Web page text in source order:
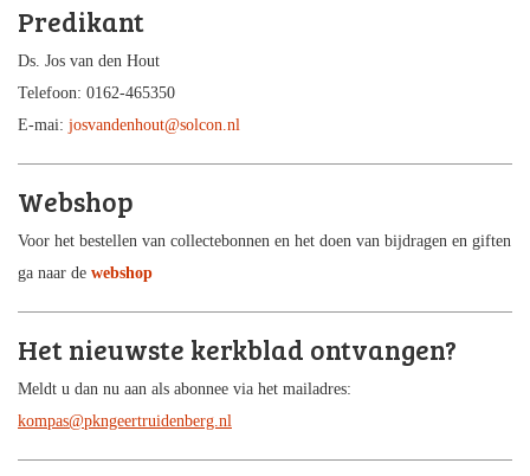
Predikant
Ds. Jos van den Hout
Telefoon: 0162-465350
E-mai: josvandenhout@solcon.nl
Webshop
Voor het bestellen van collectebonnen en het doen van bijdragen en giften
ga naar de webshop
Het nieuwste kerkblad ontvangen?
Meldt u dan nu aan als abonnee via het mailadres:
kompas@pkngeertruidenberg.nl